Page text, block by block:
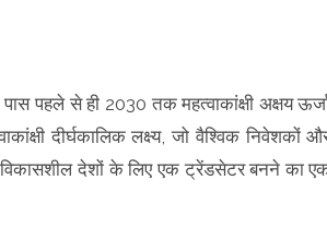
पहले से ही 2030 तक महत्वाकांक्षी अक्षय
दीर्घकालिक लक्ष्य, जो वैश्विक निवेशकों
देशों के लिए एक ट्रेंडसेटर बनने का